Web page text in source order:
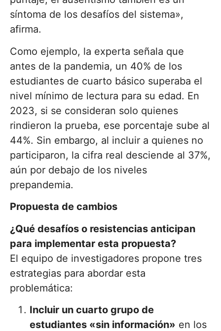
síntoma de los desafíos del sistema»,
afirma.
Como ejemplo, la experta señala que
antes de la pandemia, un 40% de los
estudiantes de cuarto básico superaba el
nivel mínimo de lectura para su edad. En
2023, si se consideran solo quienes
rindieron la prueba, ese porcentaje sube al
44%. Sin embargo, al incluir a quienes no
participaron, la cifra real desciende al 37%,
aún por debajo de los niveles
prepandemia.
Propuesta de cambios
¿Qué desafíos o resistencias anticipan
para implementar esta propuesta?
El equipo de investigadores propone tres
estrategias para abordar esta
problemática:
Incluir un cuarto grupo de
estudiantes «sin información» en los